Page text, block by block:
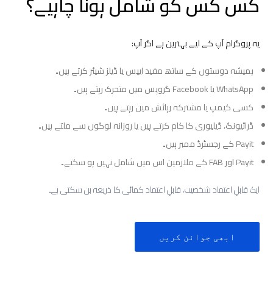
یہپروگرامآپکےلیےبہترینہےاگرآپ:
ہمیشہدوستوںکےساتھمفیدایپسیاڈیلزشیئرکرتےہیں۔
WhatsAppیا گروپسمیںمتحرکرہتےہیں۔
کسیکیمپیامشترکہرہائشمیںرہتےہیں۔
ڈرائیونگ،ڈیلیوریکاکامکرتےہیںیاروزانہلوگوںسےملتےہیں۔
Payitکےرجسٹرڈممبرہیں۔
PayitاورFABکےملازمیناسمیںشاملنہیںہوسکتے۔
ایک قابلِ اعتماد شخصیت، قابلِ اعتماد کمائی کا ذریعہ بن سکتی ہے۔
ابھی جوائن کریں